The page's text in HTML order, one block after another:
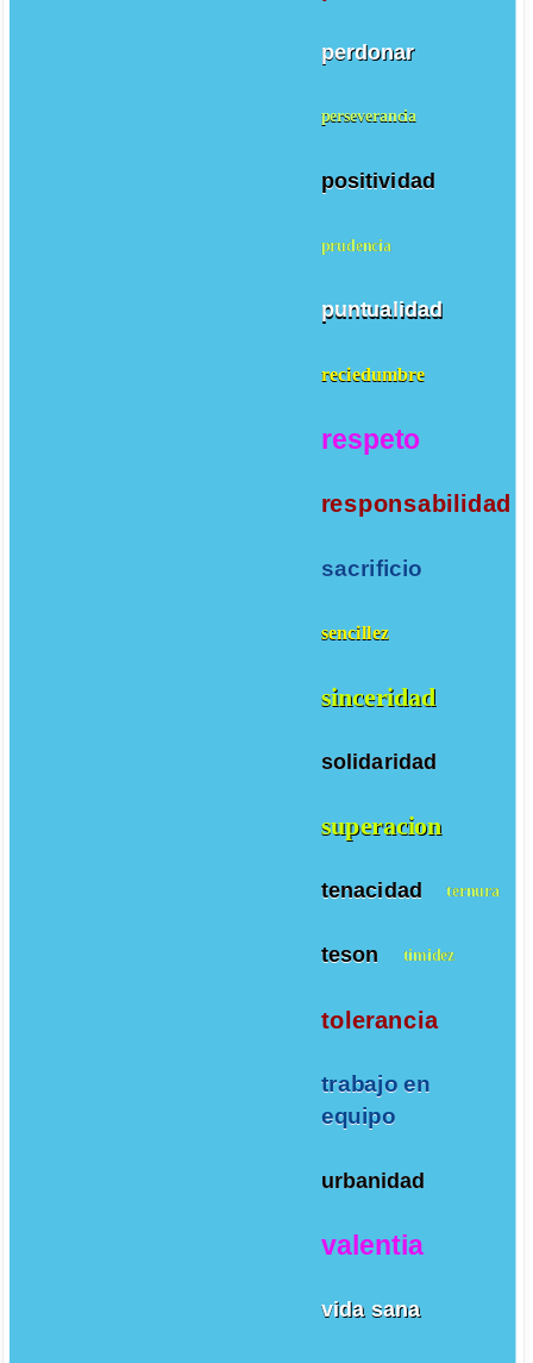
perdonar
perseverancia
positividad
prudencia
puntualidad
reciedumbre
respeto
responsabilidad
sacrificio
sencillez
sinceridad
solidaridad
superacion
tenacidad ternura
teson timidez
tolerancia
trabajo en
equipo
urbanidad
valentia
vida sana